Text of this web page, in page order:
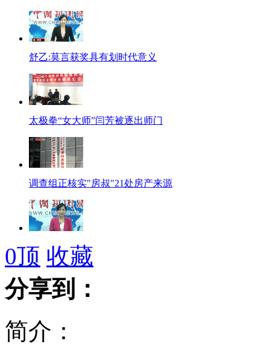
舒乙:莫言获奖具有划时代意义
太极拳“女大师”闫芳被逐出师门
调查组正核实"房叔"21处房产来源
中国作家莫言获诺贝尔文学奖
招领神回复:刷学弟卡做最摆女人
图片演示星星的轨迹 美丽至极
0顶 收藏
分享到：
简介：